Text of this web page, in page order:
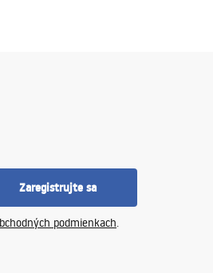
Zaregistrujte sa
podmienkach.